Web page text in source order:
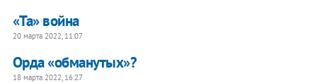
«Та» война
20 марта 2022, 11:07
Орда «обманутых»?
18 марта 2022, 16:27